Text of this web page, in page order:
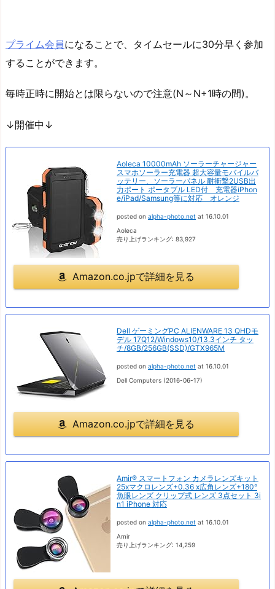
プライム会員になることで、タイムセールに30分早く参加
することができます。
毎時正時に開始とは限らないので注意(N～N+1時の間)。
↓開催中↓
Aoleca 10000mAh ソーラーチャージャー
スマホソーラー充電器 超大容量モバイルバ
ッテリー、ソーラーパネル 耐衝撃2USB出
力ポート ポータブル LED付 充電器iPhon
e/iPad/Samsung等に対応 オレンジ
posted on alpha-photo.net at 16.10.01
Aoleca
売り上げランキング: 83,927
Amazon.co.jpで詳細を見る
Dell ゲーミングPC ALIENWARE 13 QHDモ
デル 17Q12/Windows10/13.3インチ タッ
チ/8GB/256GB(SSD)/GTX965M
posted on alpha-photo.net at 16.10.01
Dell Computers (2016-06-17)
Amazon.co.jpで詳細を見る
Amir® スマートフォン カメラレンズキット
25xマクロレンズ+0.36 x広角レンズ+180°
魚眼レンズ クリップ式 レンズ 3点セット 3i
n1 iPhone 対応
posted on alpha-photo.net at 16.10.01
Amir
売り上げランキング: 14,259